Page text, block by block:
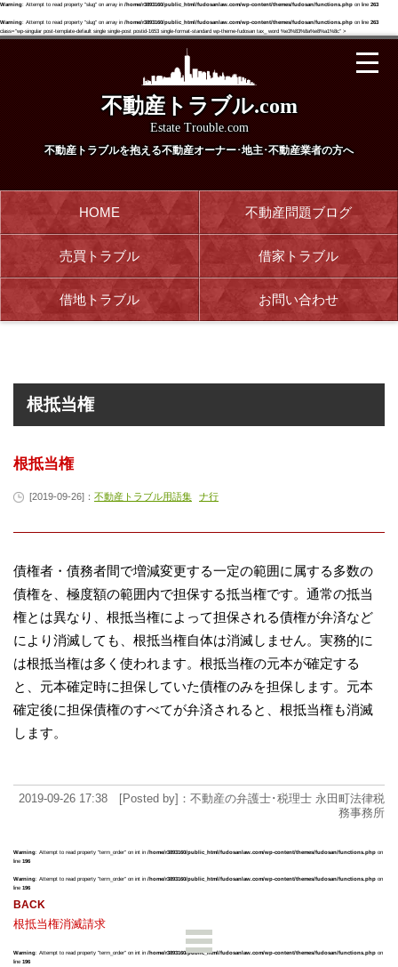
Warning: Attempt to read property "slug" on array in /home/r3893160/public_html/fudosanlaw.com/wp-content/themes/fudosan/functions.php on line 263
Warning: Attempt to read property "slug" on array in /home/r3893160/public_html/fudosanlaw.com/wp-content/themes/fudosan/functions.php on line 263
class="wp-singular post-template-default single single-post postid-1653 single-format-standard wp-theme-fudosan tax_ word %e3%83%8a%e8%a1%8c" >
不動産トラブル.com
Estate Trouble.com
不動産トラブルを抱える不動産オーナー･地主･不動産業者の方へ
HOME 不動産問題ブログ
売買トラブル 借家トラブル
借地トラブル お問い合わせ
根抵当権
根抵当権
[2019-09-26]： 不動産トラブル用語集 ナ行
債権者・債務者間で増減変更する一定の範囲に属する多数の
債権を、極度額の範囲内で担保する抵当権です。通常の抵当
権とは異なり、根抵当権によって担保される債権が弁済など
により消滅しても、根抵当権自体は消滅しません。実務的に
は根抵当権は多く使われます。根抵当権の元本が確定する
と、元本確定時に担保していた債権のみを担保します。元本
確定後に担保債権のすべてが弁済されると、根抵当権も消滅
します。
2019-09-26 17:38 [Posted by]：不動産の弁護士･税理士 永田町法律税
務事務所
Warning: Attempt to read property "term_order" on int in /home/r3893160/public_html/fudosanlaw.com/wp-content/themes/fudosan/functions.php on
line 196
Warning: Attempt to read property "term_order" on int in /home/r3893160/public_html/fudosanlaw.com/wp-content/themes/fudosan/functions.php on
line 196
根抵当権消滅請求
Warning: Attempt to read property "term_order" on int in /home/r3893160/public_html/fudosanlaw.com/wp-content/themes/fudosan/functions.php on
line 196